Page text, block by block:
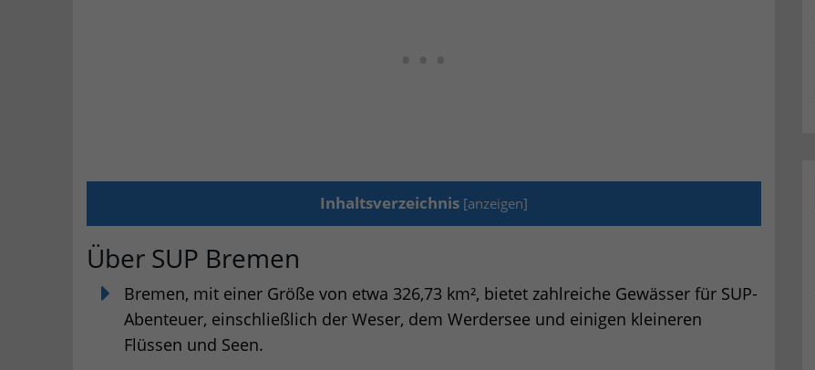
Inhaltsverzeichnis [anzeigen]
Über SUP Bremen
Bremen, mit einer Größe von etwa 326,73 km², bietet zahlreiche Gewässer für SUP-
Abenteuer, einschließlich der Weser, dem Werdersee und einigen kleineren
Flüssen und Seen.